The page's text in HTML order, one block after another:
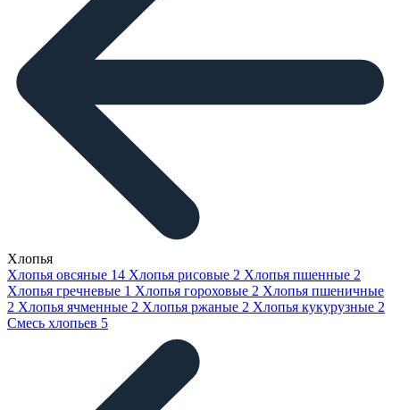
Хлопья
Хлопья овсяные 14 Хлопья рисовые 2 Хлопья пшенные 2
Хлопья гречневые 1 Хлопья гороховые 2 Хлопья пшеничные
2 Хлопья ячменные 2 Хлопья ржаные 2 Хлопья кукурузные 2
Смесь хлопьев 5